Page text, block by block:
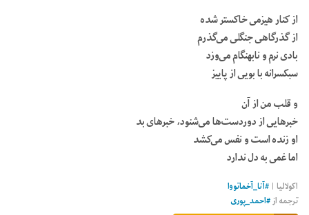
از کنار هیزمی خاکستر شده
از گذرگاهی جنگلی می‌گذرم
بادی نرم و نابهنگام می‌وزد
سبکسرانه با بویی از پاییز
و قلب من از آن
خبرهایی از دوردست‌ها می‌شنود، خبرهای بد
او زنده است و نفس می‌کشد
اما غمی به دل ندارد
اکولالیا |
#آنا_آخماتووا
ترجمه از#احمد_پوری